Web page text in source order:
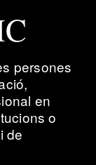
persones
en
o
de